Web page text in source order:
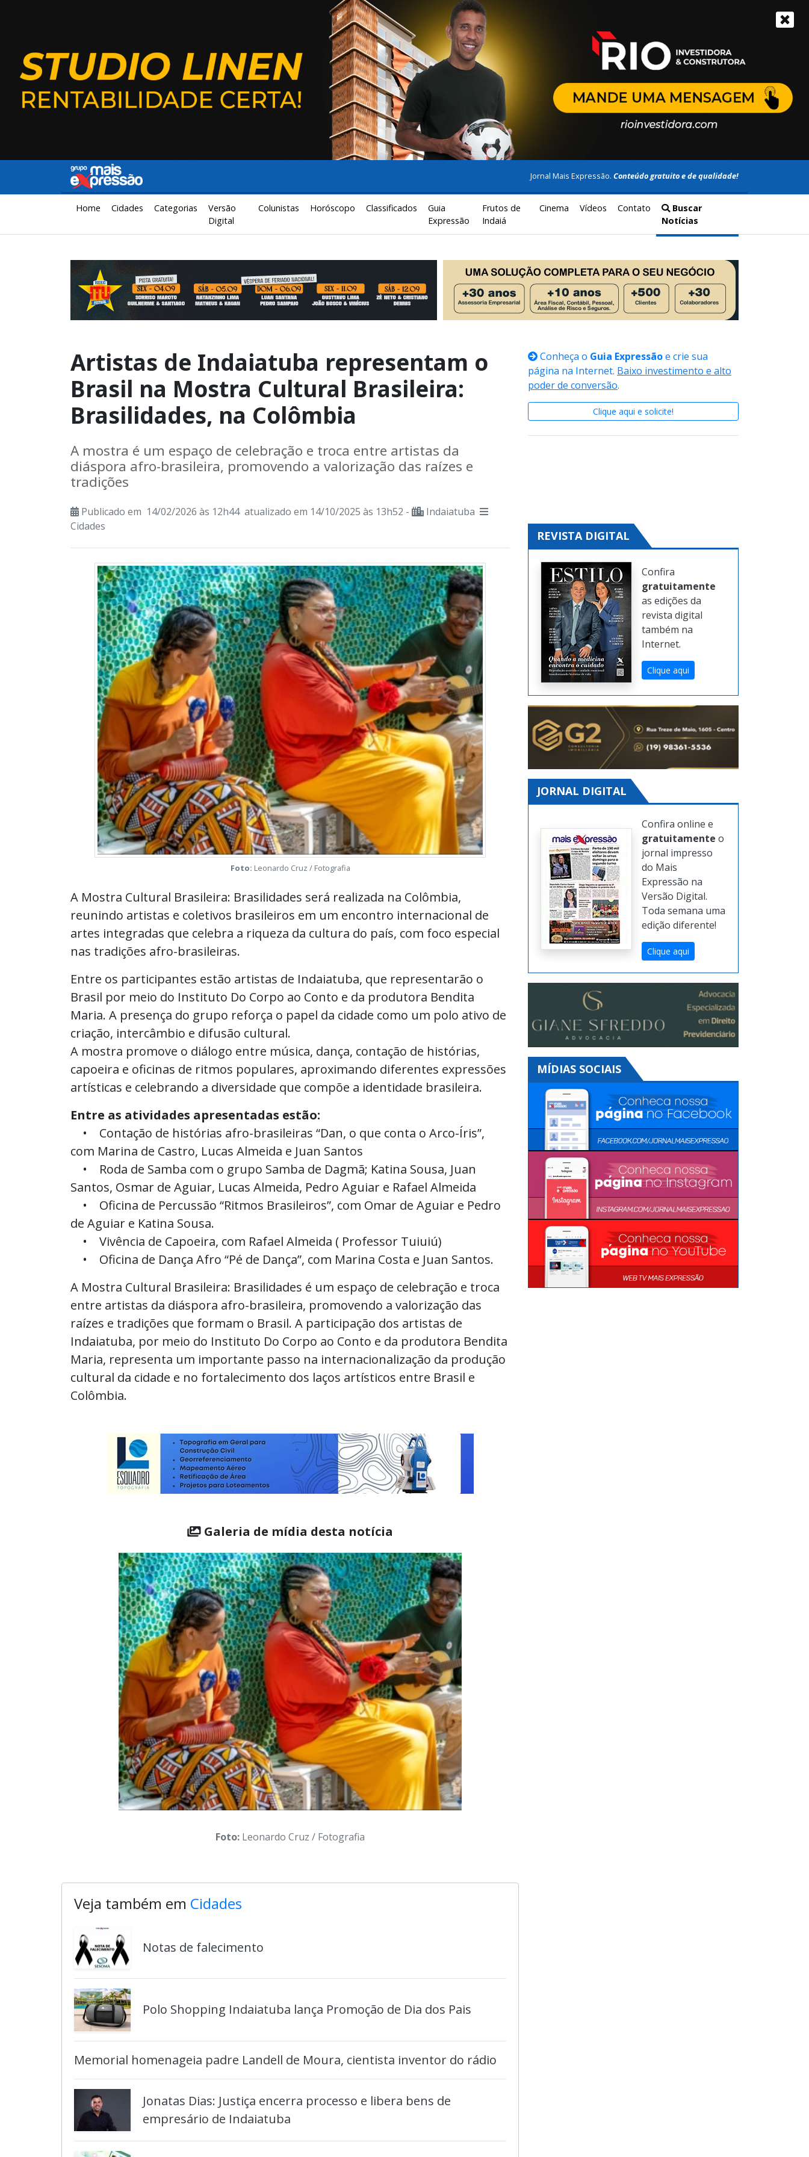
Jornal Mais Expressão. Conteúdo gratuito e de qualidade!
Home Cidades Categorias
Versão
Digital
Colunistas Horóscopo Classificados
Guia
Expressão
Frutos de
Indaiá
Cinema Vídeos Contato
Buscar
Notícias
Artistas de Indaiatuba representam o
Brasil na Mostra Cultural Brasileira:
Brasilidades, na Colômbia
A mostra é um espaço de celebração e troca entre artistas da
diáspora afro-brasileira, promovendo a valorização das raízes e
tradições
Publicado em 14/02/2026 às 12h44 atualizado em 14/10/2025 às 13h52 -
Indaiatuba
Cidades
Foto: Leonardo Cruz / Fotografia
A Mostra Cultural Brasileira: Brasilidades será realizada na Colômbia,
reunindo artistas e coletivos brasileiros em um encontro internacional de
artes integradas que celebra a riqueza da cultura do país, com foco especial
nas tradições afro-brasileiras.
Entre os participantes estão artistas de Indaiatuba, que representarão o
Brasil por meio do Instituto Do Corpo ao Conto e da produtora Bendita
Maria. A presença do grupo reforça o papel da cidade como um polo ativo de
criação, intercâmbio e difusão cultural.
A mostra promove o diálogo entre música, dança, contação de histórias,
capoeira e oficinas de ritmos populares, aproximando diferentes expressões
artísticas e celebrando a diversidade que compõe a identidade brasileira.
Entre as atividades apresentadas estão:
• Contação de histórias afro-brasileiras “Dan, o que conta o Arco-Íris”,
com Marina de Castro, Lucas Almeida e Juan Santos
• Roda de Samba com o grupo Samba de Dagmã; Katina Sousa, Juan
Santos, Osmar de Aguiar, Lucas Almeida, Pedro Aguiar e Rafael Almeida
• Oficina de Percussão “Ritmos Brasileiros”, com Omar de Aguiar e Pedro
de Aguiar e Katina Sousa.
• Vivência de Capoeira, com Rafael Almeida ( Professor Tuiuiú)
• Oficina de Dança Afro “Pé de Dança”, com Marina Costa e Juan Santos.
A Mostra Cultural Brasileira: Brasilidades é um espaço de celebração e troca
entre artistas da diáspora afro-brasileira, promovendo a valorização das
raízes e tradições que formam o Brasil. A participação dos artistas de
Indaiatuba, por meio do Instituto Do Corpo ao Conto e da produtora Bendita
Maria, representa um importante passo na internacionalização da produção
cultural da cidade e no fortalecimento dos laços artísticos entre Brasil e
Colômbia.
Galeria de mídia desta notícia
Foto:Leonardo Cruz / Fotografia
Veja também em Cidades
Notas de falecimento
Polo Shopping Indaiatuba lança Promoção de Dia dos Pais
Memorial homenageia padre Landell de Moura, cientista inventor do rádio
Jonatas Dias: Justiça encerra processo e libera bens de
empresário de Indaiatuba
Conheça o Guia Expressãoe crie sua
página na Internet. Baixo investimento e alto
poder de conversão.
Clique aqui e solicite!
REVISTA DIGITAL
Confira
gratuitamente
as edições da
revista digital
também na
Internet.
Clique aqui
JORNAL DIGITAL
Confira online e
gratuitamente o
jornal impresso
do Mais
Expressão na
Versão Digital.
Toda semana uma
edição diferente!
Clique aqui
MÍDIAS SOCIAIS